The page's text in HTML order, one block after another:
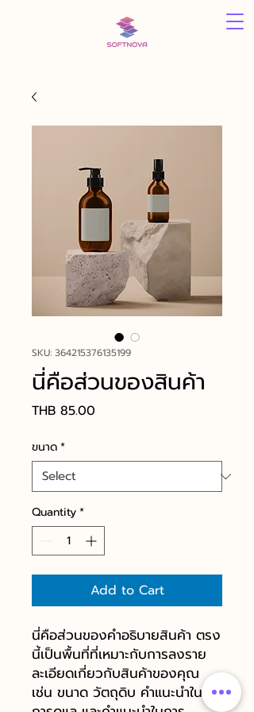
SKU: 364215376135199
นี่คือส่วนของสินค้า
THB 85.00
ขนาด*
Quantity*
Add to Cart
นี่คือส่วนของคำอธิบายสินค้า ตรง
นี้เป็นพื้นที่ที่เหมาะกับการลงราย
ละเอียดเกี่ยวกับสินค้าของคุณ
เช่น ขนาด วัตถุดิบ คำแนะนำใน